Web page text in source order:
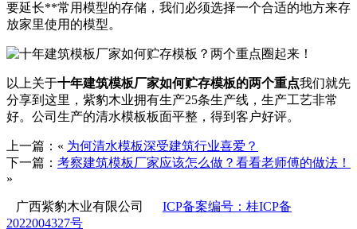
要延长**常用模型的存储，我们必须选择一个合适的地方来存
放家里使用的模型。
以上关于十年建筑模板厂家如何贮存模板的两个重点我们就先
分享到这里，紫豹木业拥有生产25条生产线，生产工艺非常
好。公司生产的清水模板板面平整，得到客户好评。
上一篇：« 为何清水模板深受建筑行业喜爱？
下一篇： 考察建筑模板厂家应该怎么做？看看老师傅的做法！
»
广西紫豹木业有限公司 ICP备案编号：桂ICP备
2022004327号